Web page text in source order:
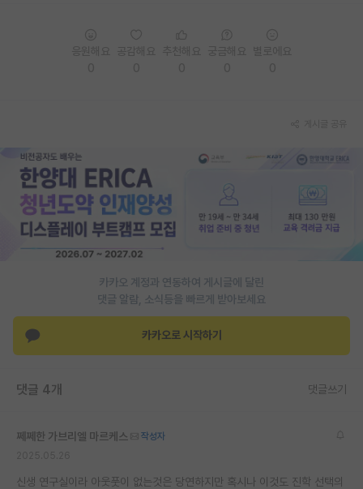
카카오 계정과 연동하여 게시글에 달린
댓글 알람, 소식등을 빠르게 받아보세요
카카오로 시작하기
댓글 4개 댓글쓰기
쩨쩨한 가브리엘 마르케스
작성자
신생 연구실이라 아웃풋이 없는것은 당연하지만 혹시나 이것도 진학 선택의